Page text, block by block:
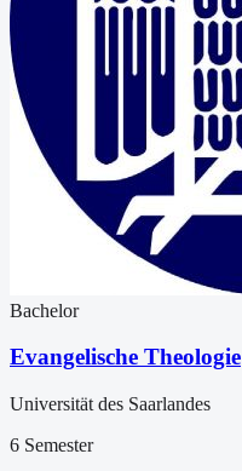
Bachelor
Evangelische Theologie
Universität des Saarlandes
6 Semester